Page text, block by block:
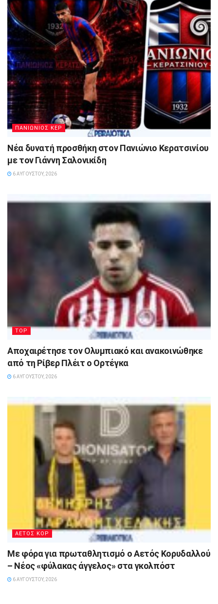
ΠΑΝΙΩΝΙΟΣ ΚΕΡ
Νέα δυνατή προσθήκη στον Πανιώνιο Κερατσινίου
με τον Γιάννη Σαλονικίδη
6 ΑΥΓΟΎΣΤΟΥ, 2026
TOP
Αποχαιρέτησε τον Ολυμπιακό και ανακοινώθηκε
από τη Ρίβερ Πλέιτ ο Ορτέγκα
6 ΑΥΓΟΎΣΤΟΥ, 2026
ΑΕΤΟΣ ΚΟΡ
Με φόρα για πρωταθλητισμό ο Αετός Κορυδαλλού
– Νέος «φύλακας άγγελος» στα γκολπόστ
6 ΑΥΓΟΎΣΤΟΥ, 2026